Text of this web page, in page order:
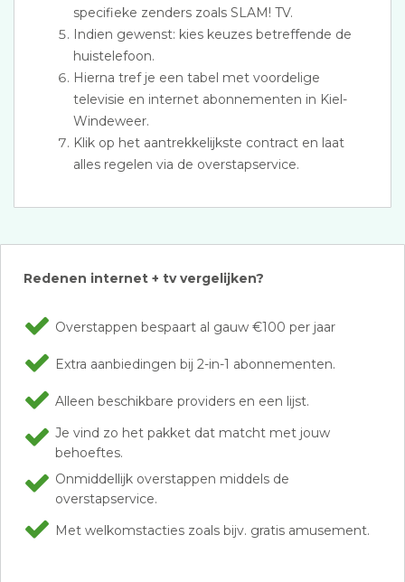
specifieke zenders zoals SLAM! TV.
Indien gewenst: kies keuzes betreffende de
huistelefoon.
Hierna tref je een tabel met voordelige
televisie en internet abonnementen in Kiel-
Windeweer.
Klik op het aantrekkelijkste contract en laat
alles regelen via de overstapservice.
Redenen internet + tv vergelijken?
Overstappen bespaart al gauw €100 per jaar
Extra aanbiedingen bij 2-in-1 abonnementen.
Alleen beschikbare providers en een lijst.
Je vind zo het pakket dat matcht met jouw
behoeftes.
Onmiddellijk overstappen middels de
overstapservice.
Met welkomstacties zoals bijv. gratis amusement.